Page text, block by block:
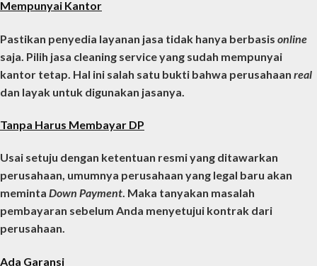
Mempunyai Kantor
Pastikan penyedia layanan jasa tidak hanya berbasis online
saja. Pilih jasa cleaning serviceyang sudah mempunyai
kantor tetap. Hal ini salah satu bukti bahwa perusahaan real
dan layak untuk digunakan jasanya.
Tanpa Harus Membayar DP
Usai setuju dengan ketentuan resmi yang ditawarkan
perusahaan, umumnya perusahaan yang legal baru akan
meminta Down Payment. Maka tanyakan masalah
pembayaran sebelum Anda menyetujui kontrak dari
perusahaan.
Ada Garansi